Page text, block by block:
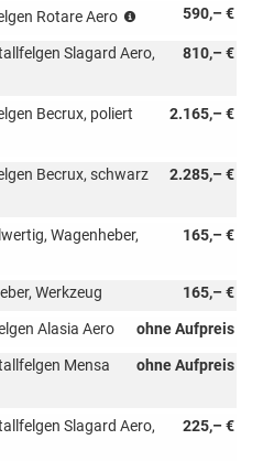
590,– €
Rotare Aero
(außer
810,– €
Slagard Aero,
2.165,– €
Becrux, poliert
2.285,– €
Becrux, schwarz
165,– €
Wagenheber,
165,– €
Werkzeug
ohne Aufpreis
Alasia Aero
ohne Aufpreis
Mensa
225,– €
Slagard Aero,